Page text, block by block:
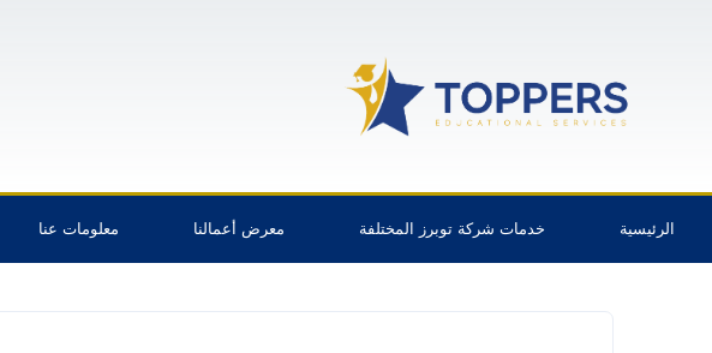
الرئيسية خدمات شركة توبرز المختلفة معرض أعمالنا معلومات عنا